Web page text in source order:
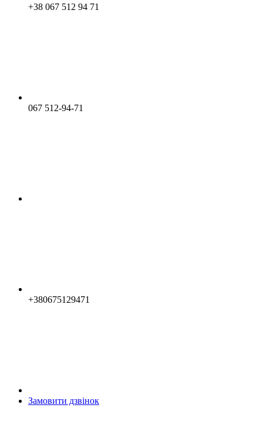
+38 067 512 94 71
067 512-94-71
+380675129471
Замовити дзвінок